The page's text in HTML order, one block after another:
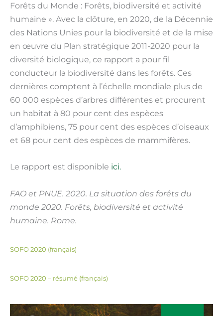
Forêts du Monde : Forêts, biodiversité et activité
humaine ». Avec la clôture, en 2020, de la Décennie
des Nations Unies pour la biodiversité et de la mise
en œuvre du Plan stratégique 2011-2020 pour la
diversité biologique, ce rapport a pour fil
conducteur la biodiversité dans les forêts. Ces
dernières comptent à l’échelle mondiale plus de
60 000 espèces d’arbres différentes et procurent
un habitat à 80 pour cent des espèces
d’amphibiens, 75 pour cent des espèces d’oiseaux
et 68 pour cent des espèces de mammifères.
Le rapport est disponible ici.
FAO et PNUE. 2020. La situation des forêts du
monde 2020. Forêts, biodiversité et activité
humaine. Rome.
SOFO 2020 (français)
SOFO 2020 – résumé (français)